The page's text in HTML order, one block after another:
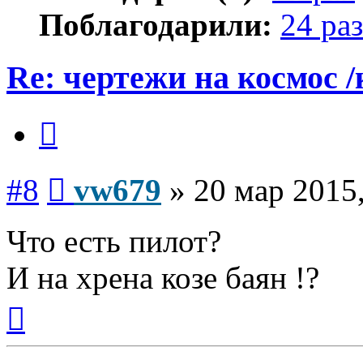
Поблагодарили: 24
Re: чертежи на космос
#8 vw679 » 20 мар
Что есть пилот?
И на хрена козе баян !?
началу